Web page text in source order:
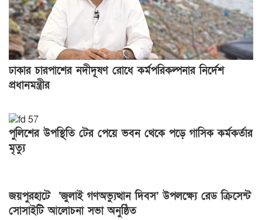
ঢাকার চারপাশের নদীদূষণ রোধে কর্মপরিকল্পনার নির্দেশ
প্রধানমন্ত্রীর
পুলিশের উপস্থিতি টের পেয়ে ভবন থেকে পড়ে গাসিক কর্মকর্তার
মৃত্যু
জয়পুরহাটে ‘জুলাই গণঅভ্যুত্থান দিবস’ উপলক্ষ্যে রেড ক্রিসেন্ট
সোসাইটি আলোচনা সভা অনুষ্ঠিত